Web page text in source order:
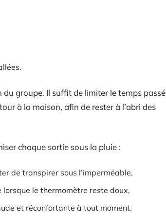
du groupe. Il suffit de limiter le temps passé
à la maison, afin de rester à l’abri des
chaque sortie sous la pluie :
de transpirer sous l’imperméable,
le thermomètre reste doux,
et réconfortante à tout moment.